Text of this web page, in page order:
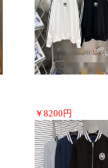
￥ 8200 円